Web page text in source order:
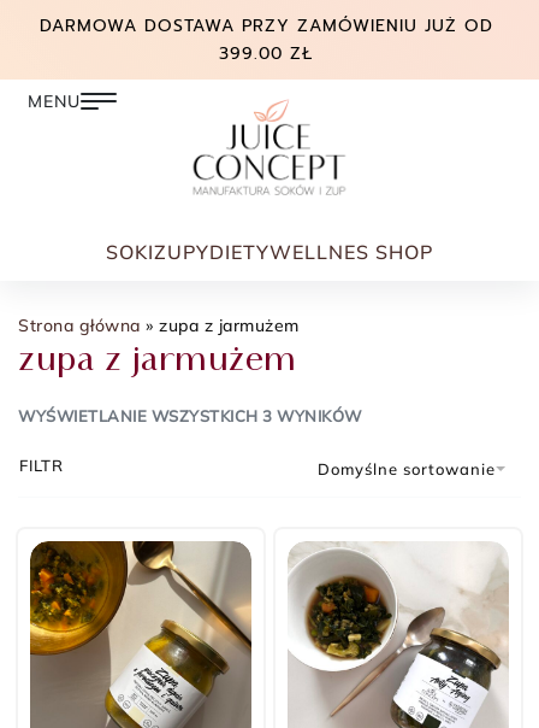
DARMOWA DOSTAWA PRZY ZAMÓWIENIU JUŻ OD
399.00 ZŁ
SOKIZUPYDIETYWELLNES SHOP
Strona główna » zupa z jarmużem
zupa z jarmużem
WYŚWIETLANIE WSZYSTKICH 3 WYNIKÓW
Domyślne sortowanie
FILTR